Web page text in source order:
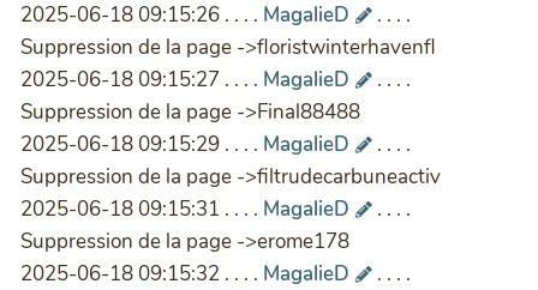
2025-06-18 09:15:26 . . . . MagalieD
. . . .
Suppression de la page ->floristwinterhavenfl
2025-06-18 09:15:27 . . . . MagalieD
. . . .
Suppression de la page ->Final88488
2025-06-18 09:15:29 . . . . MagalieD
. . . .
Suppression de la page ->filtrudecarbuneactiv
2025-06-18 09:15:31 . . . . MagalieD
. . . .
Suppression de la page ->erome178
2025-06-18 09:15:32 . . . . MagalieD
. . . .